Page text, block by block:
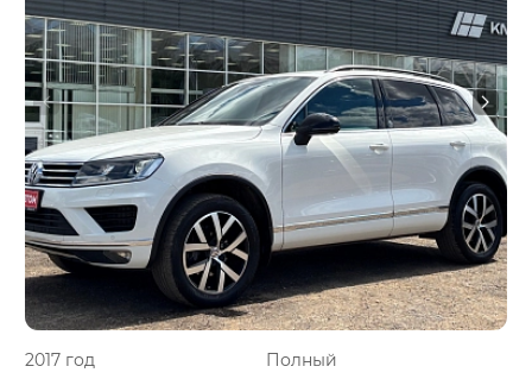
2017 год
Полный